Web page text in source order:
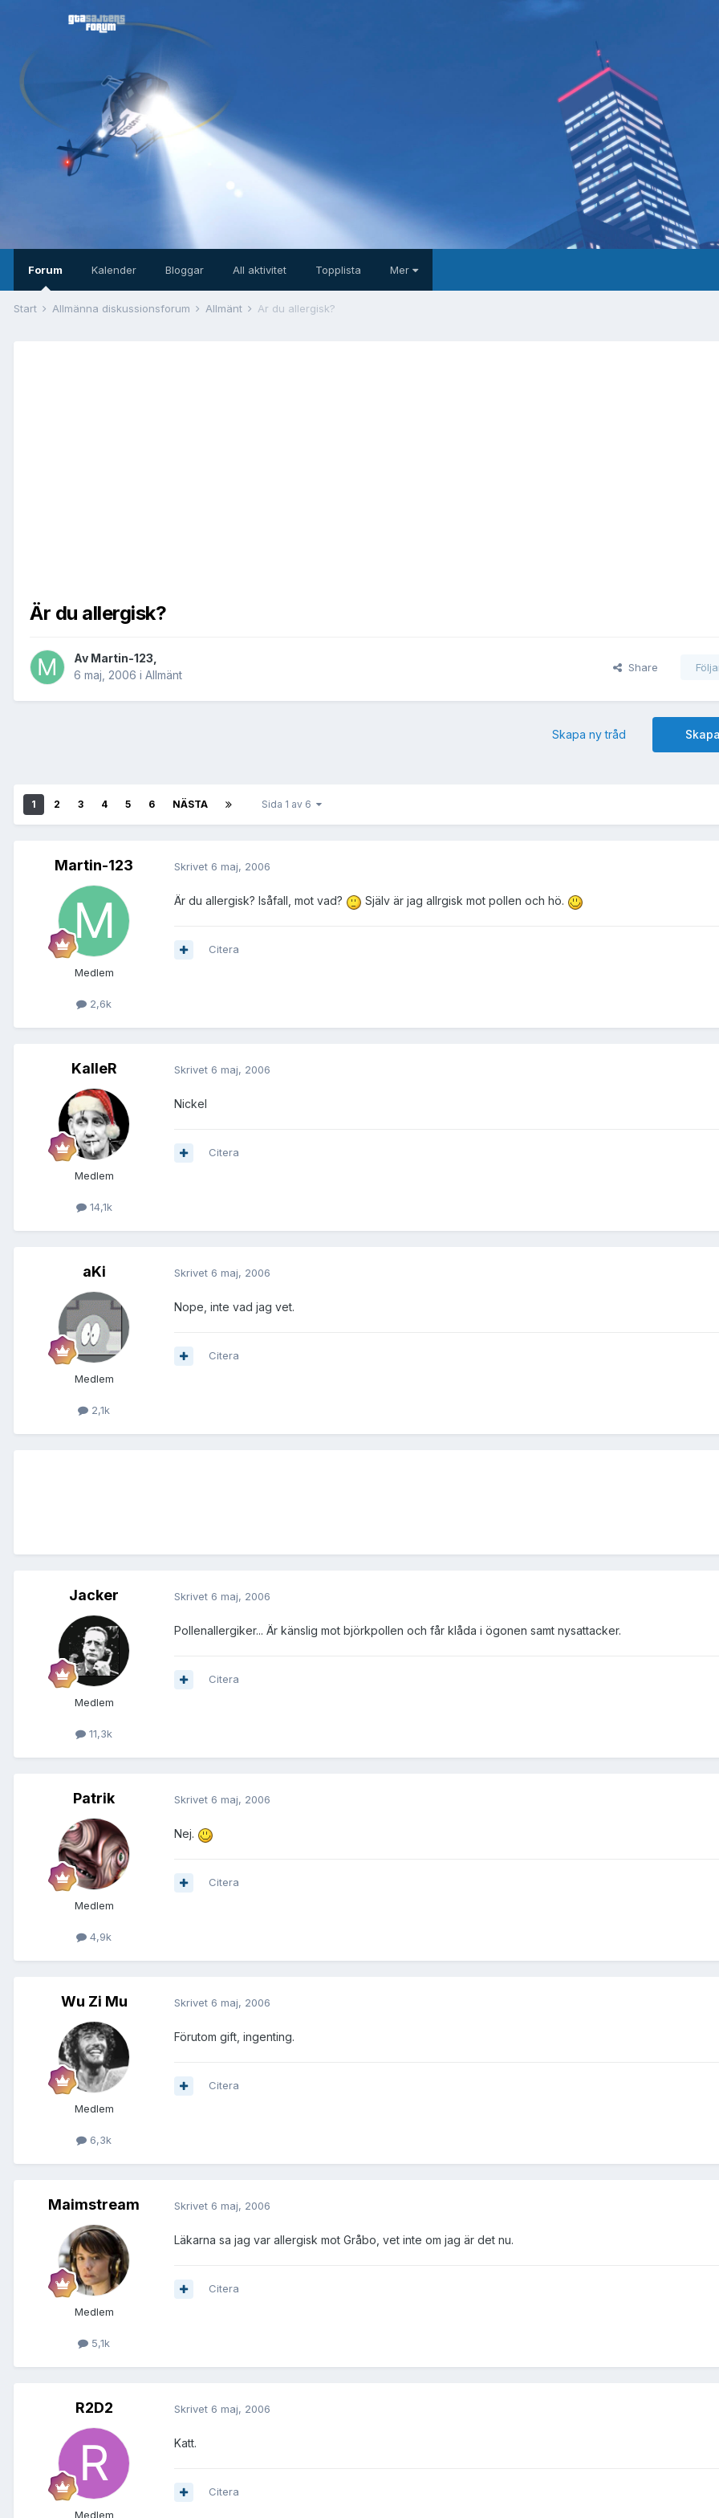
Forum Kalender Bloggar All aktivitet Topplista Mer
Start Allmänna diskussionsforum Allmänt Är du allergisk?
Är du allergisk?
Av Martin-123
6 maj, 2006 i Allmänt
Share
Skapa ny tråd
1 2 3 4 5 6 NÄSTA Sida 1 av 6
Martin-123
Medlem
2,6k
Skrivet 6 maj, 2006
Är du allergisk? Isåfall, mot vad? Själv är jag allrgisk mot pollen och hö.
Citera
KalleR
Medlem
14,1k
Skrivet 6 maj, 2006
Nickel
Citera
aKi
Medlem
2,1k
Skrivet 6 maj, 2006
Nope, inte vad jag vet.
Citera
Jacker
Medlem
11,3k
Skrivet 6 maj, 2006
Pollenallergiker... Är känslig mot björkpollen och får klåda i ögonen samt nysattacker.
Citera
Patrik
Medlem
4,9k
Skrivet 6 maj, 2006
Nej.
Citera
Wu Zi Mu
Medlem
6,3k
Skrivet 6 maj, 2006
Förutom gift, ingenting.
Citera
Maimstream
Medlem
5,1k
Skrivet 6 maj, 2006
Läkarna sa jag var allergisk mot Gråbo, vet inte om jag är det nu.
Citera
R2D2
Medlem
Skrivet 6 maj, 2006
Katt.
Citera